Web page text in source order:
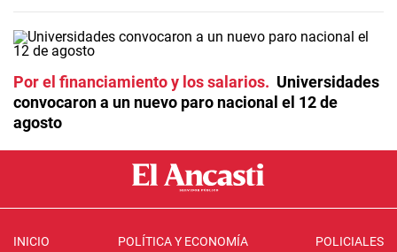
Por el financiamiento y los salarios
Universidades
convocaron a un nuevo paro nacional el 12 de
agosto
INICIO POLÍTICA Y ECONOMÍA POLICIALES